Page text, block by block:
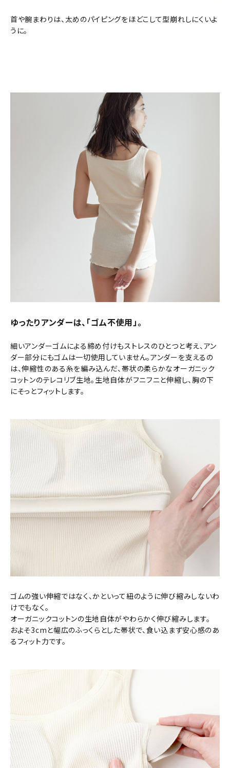
首や腕まわりは、太めのパイピングをほどこして型崩れしにくいよ
うに。
ゆったりアンダーは、「ゴム不使用」。
細いアンダーゴムによる締め付けもストレスのひとつと考え、アン
ダー部分にもゴムは一切使用していません。アンダーを支えるの
は、伸縮性のある糸を編み込んだ、帯状の柔らかなオーガニック
コットンのテレコリブ生地。生地自体がフニフニと伸縮し、胸の下
にそっとフィットします。
ゴムの強い伸縮ではなく、かといって紐のように伸び縮みしないわ
けでもなく。
オーガニックコットンの生地自体がやわらかく伸び縮みします。
およそ3cmと幅広のふっくらとした帯状で、食い込まず安心感のあ
るフィット力です。